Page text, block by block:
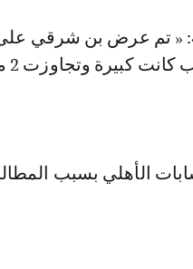
عن
الأهلي بسبب